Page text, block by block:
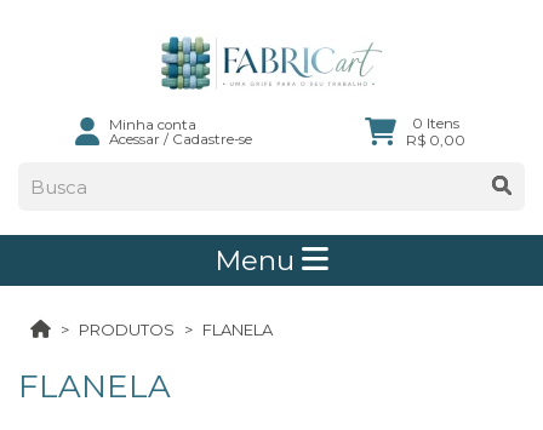
Minha conta
Acessar/ Cadastre-se
0 Itens
R$ 0,00
Menu
PRODUTOS FLANELA
FLANELA